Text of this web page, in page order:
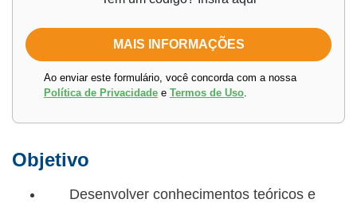
Objetivo
Desenvolver conhecimentos teóricos e
Ao enviar este formulário, você concorda com a nossa
Política de Privacidade e Termos de Uso.